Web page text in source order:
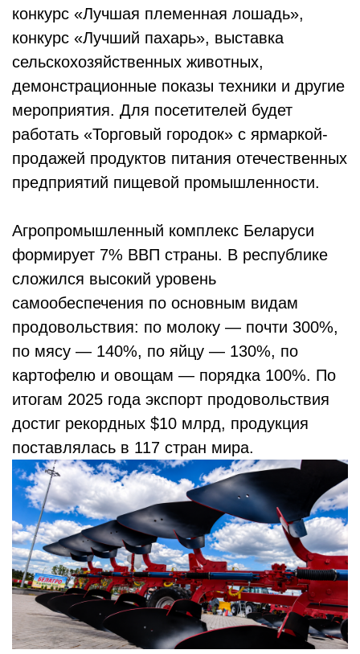
конкурс «Лучшая племенная лошадь»,
конкурс «Лучший пахарь», выставка
сельскохозяйственных животных,
демонстрационные показы техники и другие
мероприятия. Для посетителей будет
работать «Торговый городок» с ярмаркой-
продажей продуктов питания отечественных
предприятий пищевой промышленности.
Агропромышленный комплекс Беларуси
формирует 7% ВВП страны. В республике
сложился высокий уровень
самообеспечения по основным видам
продовольствия: по молоку — почти 300%,
по мясу — 140%, по яйцу — 130%, по
картофелю и овощам — порядка 100%. По
итогам 2025 года экспорт продовольствия
достиг рекордных $10 млрд, продукция
поставлялась в 117 стран мира.